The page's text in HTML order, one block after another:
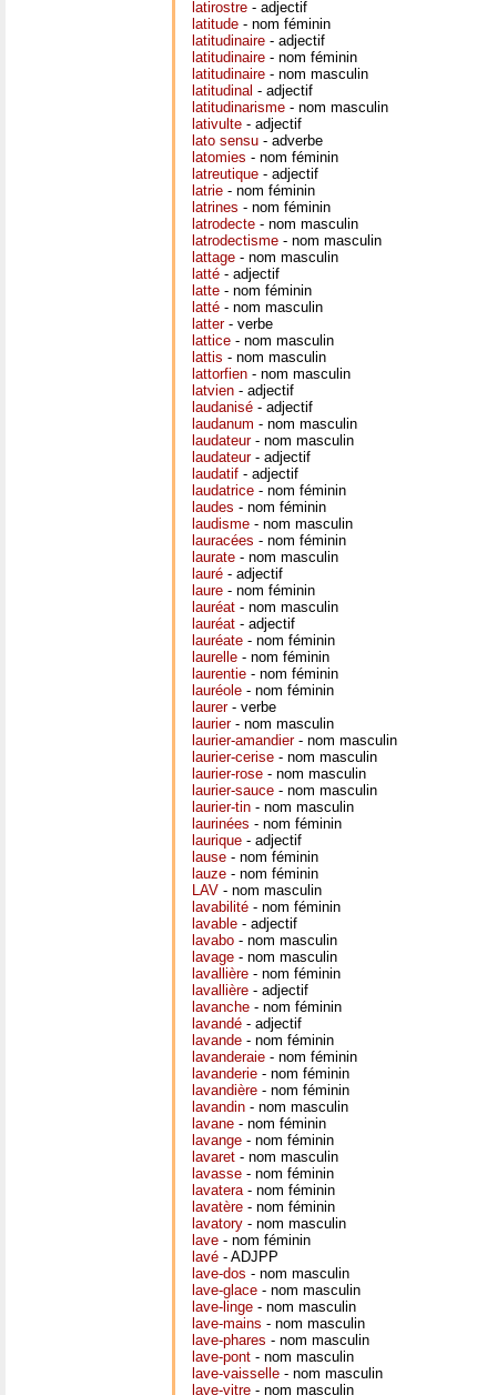
latirostre - adjectif
latitude - nom féminin
latitudinaire - adjectif
latitudinaire - nom féminin
latitudinaire - nom masculin
latitudinal - adjectif
latitudinarisme - nom masculin
lativulte - adjectif
lato sensu - adverbe
latomies - nom féminin
latreutique - adjectif
latrie - nom féminin
latrines - nom féminin
latrodecte - nom masculin
latrodectisme - nom masculin
lattage - nom masculin
latté - adjectif
latte - nom féminin
latté - nom masculin
latter- verbe
lattice - nom masculin
lattis - nom masculin
lattorfien - nom masculin
latvien - adjectif
laudanisé - adjectif
laudanum - nom masculin
laudateur- nom masculin
laudateur- adjectif
laudatif - adjectif
laudatrice - nom féminin
laudes - nom féminin
laudisme - nom masculin
lauracées - nom féminin
laurate - nom masculin
lauré - adjectif
laure - nom féminin
lauréat - nom masculin
lauréat - adjectif
lauréate - nom féminin
laurelle - nom féminin
laurentie - nom féminin
lauréole - nom féminin
laurer- verbe
laurier- nom masculin
laurier-amandier- nom masculin
laurier-cerise - nom masculin
laurier-rose - nom masculin
laurier-sauce - nom masculin
laurier-tin - nom masculin
laurinées - nom féminin
laurique - adjectif
lause - nom féminin
lauze - nom féminin
LAV - nom masculin
lavabilité - nom féminin
lavable - adjectif
lavabo - nom masculin
lavage - nom masculin
lavallière - nom féminin
lavallière - adjectif
lavanche - nom féminin
lavandé - adjectif
lavande - nom féminin
lavanderaie - nom féminin
lavanderie - nom féminin
lavandière - nom féminin
lavandin - nom masculin
lavane - nom féminin
lavange - nom féminin
lavaret - nom masculin
lavasse - nom féminin
lavatera- nom féminin
lavatère - nom féminin
lavatory - nom masculin
lave - nom féminin
lavé - ADJPP
lave-dos - nom masculin
lave-glace - nom masculin
lave-linge - nom masculin
lave-mains - nom masculin
lave-phares - nom masculin
lave-pont - nom masculin
lave-vaisselle - nom masculin
lave-vitre - nom masculin